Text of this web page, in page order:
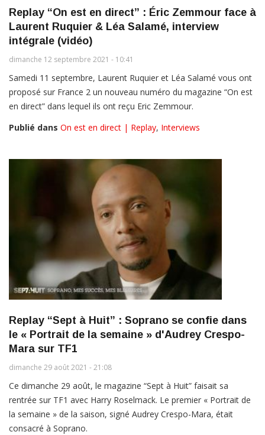
Replay “On est en direct” : Éric Zemmour face à
Laurent Ruquier & Léa Salamé, interview
intégrale (vidéo)
dimanche 12 septembre 2021 - 10:41
Samedi 11 septembre, Laurent Ruquier et Léa Salamé vous ont
proposé sur France 2 un nouveau numéro du magazine “On est
en direct” dans lequel ils ont reçu Eric Zemmour.
Publié dans On est en direct | Replay, Interviews
Replay “Sept à Huit” : Soprano se confie dans
le « Portrait de la semaine » d'Audrey Crespo-
Mara sur TF1
dimanche 29 août 2021 - 21:08
Ce dimanche 29 août, le magazine “Sept à Huit” faisait sa
rentrée sur TF1 avec Harry Roselmack. Le premier « Portrait de
la semaine » de la saison, signé Audrey Crespo-Mara, était
consacré à Soprano.